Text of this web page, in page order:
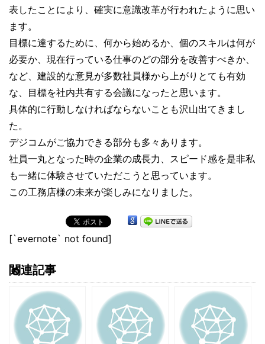
表したことにより、確実に意識改革が行われたように思い
ます。
目標に達するために、何から始めるか、個のスキルは何が
必要か、現在行っている仕事のどの部分を改善すべきか、
など、建設的な意見が多数社員様から上がりとても有効
な、目標を社内共有する会議になったと思います。
具体的に行動しなければならないことも沢山出てきまし
た。
デジコムがご協力できる部分も多々あります。
社員一丸となった時の企業の成長力、スピード感を是非私
も一緒に体験させていただこうと思っています。
この工務店様の未来が楽しみになりました。
[`evernote` not found]
関連記事